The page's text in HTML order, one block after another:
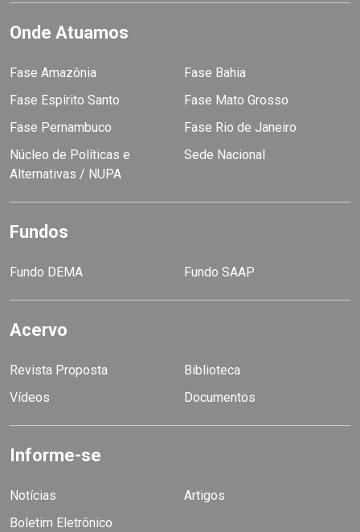
Onde Atuamos
Fase Amazônia
Fase Bahia
Fase Espírito Santo
Fase Mato Grosso
Fase Pernambuco
Fase Rio de Janeiro
Núcleo de Políticas e
Alternativas / NUPA
Sede Nacional
Fundos
Fundo DEMA Fundo SAAP
Acervo
Revista Proposta
Biblioteca
Vídeos
Documentos
Informe-se
Notícias
Artigos
Boletim Eletrônico